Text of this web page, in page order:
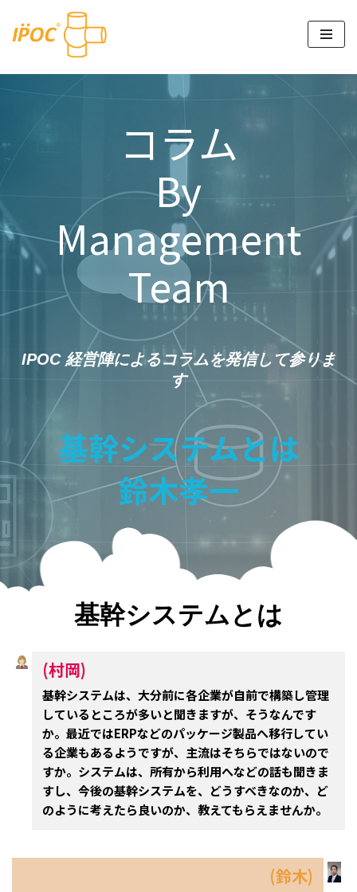
コ
コラム
By
Management
Team
IPOC 経営陣によるコラムを発信して参りま
す
基幹システムとは
鈴木孝一
基幹システムとは
(村岡)
基幹システムは、大分前に各企業が自前で構築し管理
しているところが多いと聞きますが、そうなんです
か。最近ではERPなどのパッケージ製品へ移行してい
る企業もあるようですが、主流はそちらではないので
すか。システムは、所有から利用へなどの話も聞きま
すし、今後の基幹システムを、どうすべきなのか、ど
のように考えたら良いのか、教えてもらえませんか。
(鈴木)